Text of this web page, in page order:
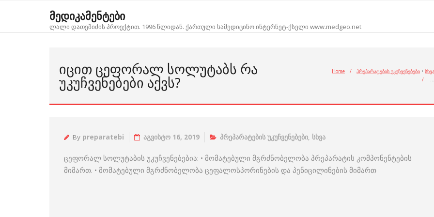
მედიკამენტები
ლალი დათეშიძის პროექტით. 1996 წლიდან. ქართული სამედიცინო ინტერნეტ-ქსელი www.medgeo.net
ᲘᲪᲘᲗ ᲪᲔᲤᲝᲠᲐᲚ ᲡᲝᲚᲣᲢᲐᲑᲡ ᲠᲐ
ᲣᲙᲣᲩᲕᲔᲜᲔᲑᲔᲑᲘ ᲐᲥᲕᲡ?
Home / პრეპარატების უკუჩვენებები • სხვა
/
…
By preparatebi აგვისტო 16, 2019 პრეპარატების უკუჩვენებები, სხვა
ცეფორალ სოლუტაბის უკუჩვენებებია: • მომატებული მგრძნობელობა პრეპარატის კომპონენტების
მიმართ. • მომატებული მგრძნობელობა ცეფალოსპორინების და პენიცილინების მიმართ